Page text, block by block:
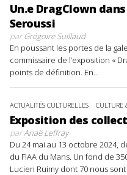
Un.e DragClown
Seroussi
parGrégoire Suillaud
En poussant les portes de la
commissaire de l’exposition «
points de définition. En...
ACTUALITÉS CULTURELLES CULTURE
Exposition des
parAnaë Leffray
Du 24 mai au 13 octobre 2024,
du FIAA du Mans. Un fond de
Lucien Ruimy dont 70 nous sont